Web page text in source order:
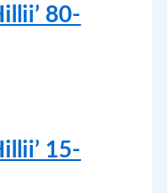
80-
15-